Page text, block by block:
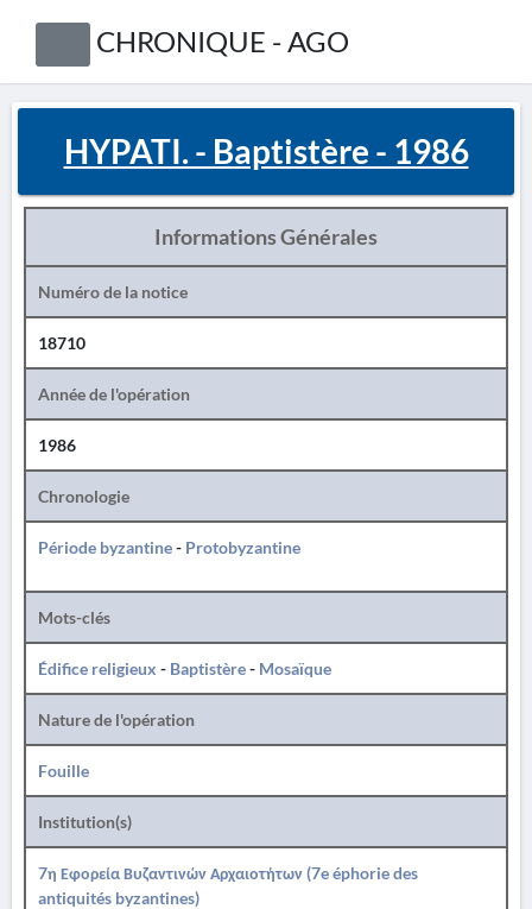
CHRONIQUE - AGO
HYPATI. - Baptistère - 1986
Informations Générales
Numéro de la notice
18710
Année de l'opération
1986
Chronologie
Période byzantine- Protobyzantine
Mots-clés
Édifice religieux - Baptistère- Mosaïque
Nature de l'opération
Fouille
Institution(s)
7η Εφορεία Βυζαντινών Αρχαιοτήτων (7e éphorie des
antiquités byzantines)